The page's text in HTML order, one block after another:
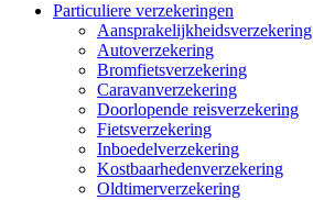
Particuliere verzekeringen
Aansprakelijkheidsverzekering
Autoverzekering
Bromfietsverzekering
Caravanverzekering
Doorlopende reisverzekering
Fietsverzekering
Inboedelverzekering
Kostbaarhedenverzekering
Oldtimerverzekering